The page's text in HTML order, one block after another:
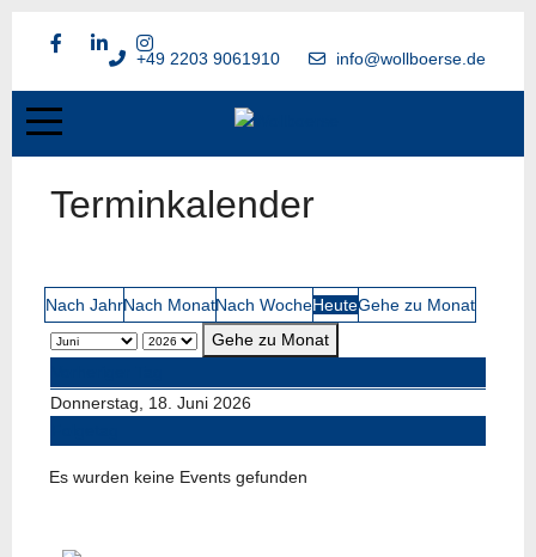
+49 2203 9061910 info@wollboerse.de
Terminkalender
Nach JahrNach MonatNach WocheHeuteGehe zu Monat
Gehe zu Monat
Donnerstag, 18. Juni 2026
Es wurden keine Events gefunden